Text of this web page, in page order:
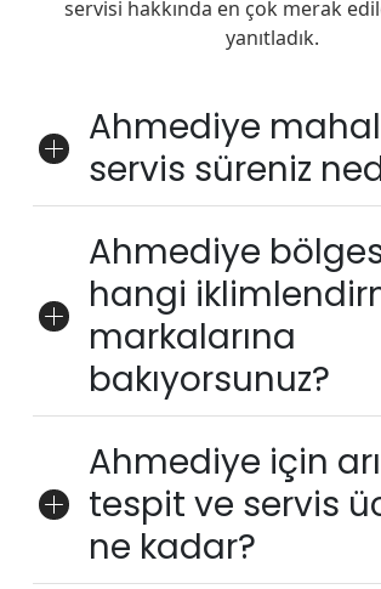
servisi hakkında en çok merak
yanıtladık.
Ahmediye
servis süreniz
Ahmediye
hangi
markalarına
bakıyorsunuz?
Ahmediye için
tespit ve servis
ne kadar?